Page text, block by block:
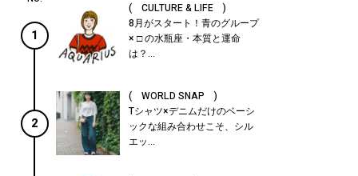
1
( CULTURE & LIFE )
8月がスタート！青のグループ
× □ の水瓶座・本質と運命
は？...
2
( WORLD SNAP )
Tシャツ×デニムだけのベーシ
ックな組み合わせこそ、シル
エッ...